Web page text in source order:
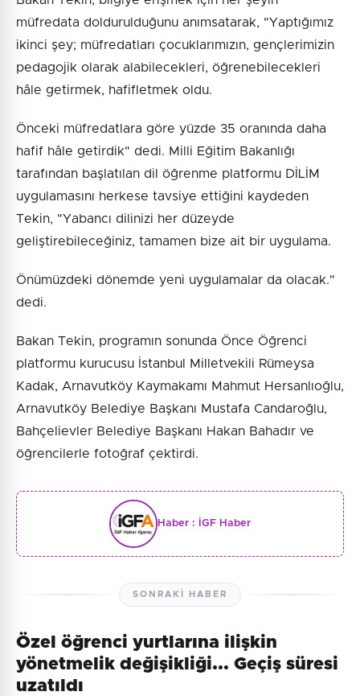
müfredata doldurulduğunu anımsatarak, "Yaptığımız
ikinci şey; müfredatları çocuklarımızın, gençlerimizin
pedagojik olarak alabilecekleri, öğrenebilecekleri
hâle getirmek, hafifletmek oldu.
Önceki müfredatlara göre yüzde 35 oranında daha
hafif hâle getirdik" dedi. Milli Eğitim Bakanlığı
tarafından başlatılan dil öğrenme platformu DİLİM
uygulamasını herkese tavsiye ettiğini kaydeden
Tekin, "Yabancı dilinizi her düzeyde
geliştirebileceğiniz, tamamen bize ait bir uygulama.
Önümüzdeki dönemde yeni uygulamalar da olacak."
dedi.
Bakan Tekin, programın sonunda Önce Öğrenci
platformu kurucusu İstanbul Milletvekili Rümeysa
Kadak, Arnavutköy Kaymakamı Mahmut Hersanlıoğlu,
Arnavutköy Belediye Başkanı Mustafa Candaroğlu,
Bahçelievler Belediye Başkanı Hakan Bahadır ve
öğrencilerle fotoğraf çektirdi.
Haber : İGF Haber
SONRAKI HABER
Özel öğrenci yurtlarına ilişkin
yönetmelik değişikliği... Geçiş süresi
uzatıldı